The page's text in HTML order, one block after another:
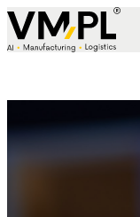
Skip to content